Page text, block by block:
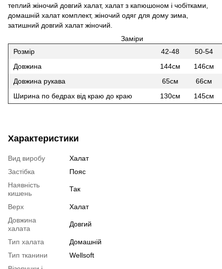
теплий жіночий довгий халат, халат з капюшоном і чобітками,
домашній халат комплект, жіночий одяг для дому зима,
затишний довгий халат жіночий.
Заміри
Розмір
42-48
50-54
Довжина
144см
146см
Довжина рукава
65см
66см
Ширина по бедрах від краю до краю
130см 145см
Характеристики
Вид виробу
Халат
Застібка
Пояс
Наявність
кишень
Так
Верх
Халат
Довжина
халата
Довгий
Тип халата
Домашній
Тип тканини
Wellsoft